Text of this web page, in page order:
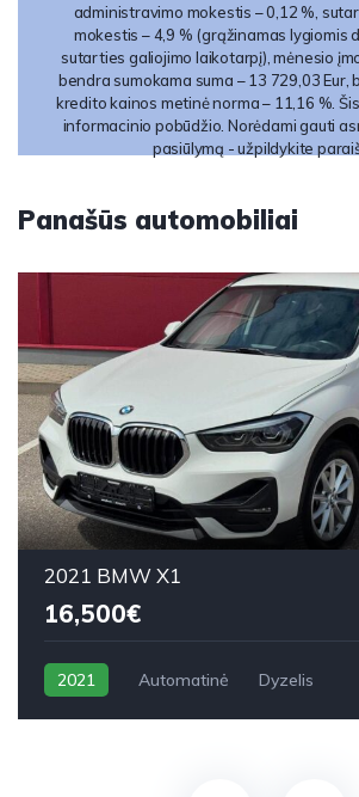
administravimo mokestis – 0,12 %,
mokestis – 4,9 % (grąžinamas lygiomis
sutarties galiojimo laikotarpį), mėnesio
bendra sumokama suma – 13 729,03 Eur,
kredito kainos metinė norma – 11,16 %.
informacinio pobūdžio. Norėdami gauti
pasiūlymą - užpildykite
Panašūs automobiliai
2021 BMW X1
16,500€
2021 Automatinė Dyzelis